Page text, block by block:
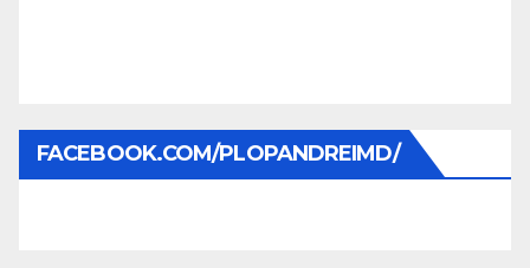
FACEBOOK.COM/PLOPANDREIMD/